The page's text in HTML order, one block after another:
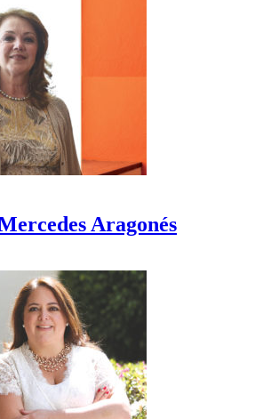
Aragonés